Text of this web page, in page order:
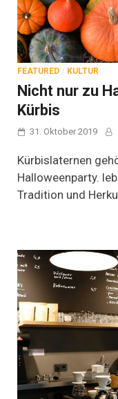
FEATURED / KULTUR
Nicht nur zu
Kürbis
31. Oktober 2019
Kürbislaternen
Halloweenparty.
Tradition und